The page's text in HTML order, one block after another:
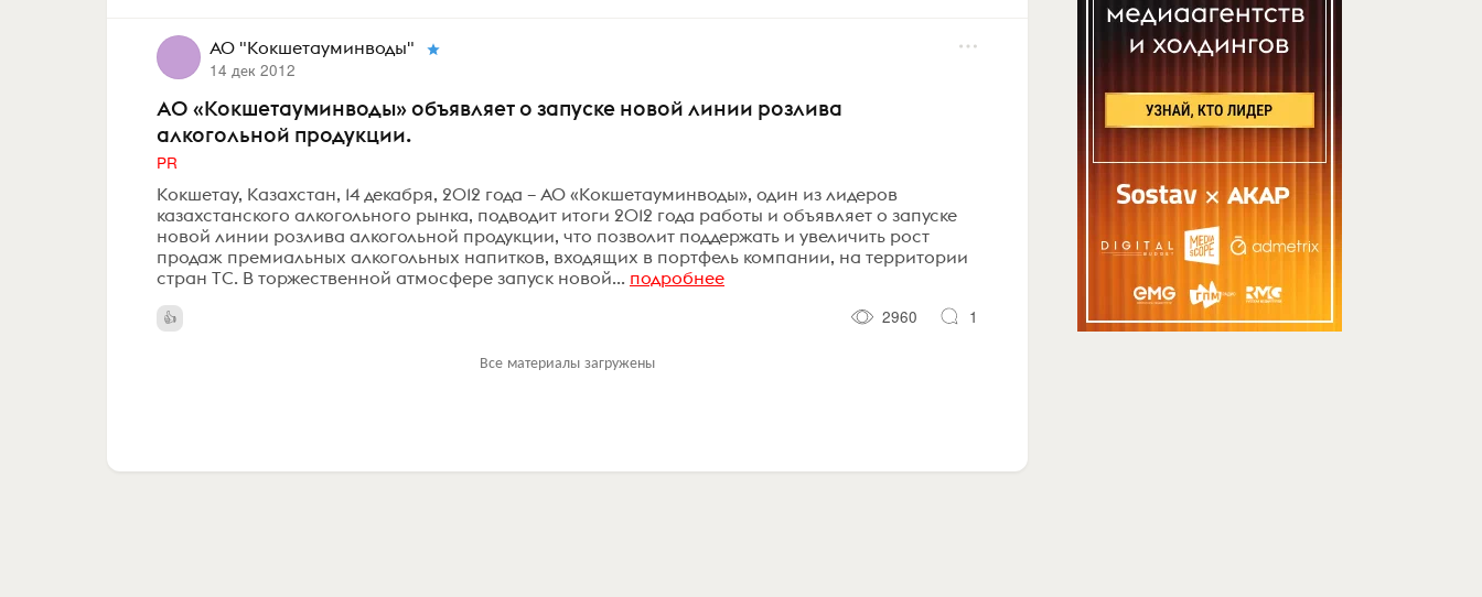
АО "Кокшетауминводы"
14 дек 2012
АО «Кокшетауминводы» объявляет о запуске новой линии розлива
алкогольной продукции.
PR
Кокшетау, Казахстан, 14 декабря, 2012 года – АО «Кокшетауминводы», один из лидеров
казахстанского алкогольного рынка, подводит итоги 2012 года работы и объявляет о запуске
новой линии розлива алкогольной продукции, что позволит поддержать и увеличить рост
продаж премиальных алкогольных напитков, входящих в портфель компании, на территории
стран ТС. В торжественной атмосфере запуск новой... подробнее
2960
1
Все материалы загружены